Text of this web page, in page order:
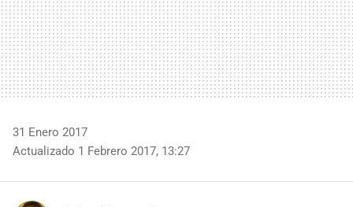
31 Enero 2017
Actualizado 1 Febrero 2017, 13:27